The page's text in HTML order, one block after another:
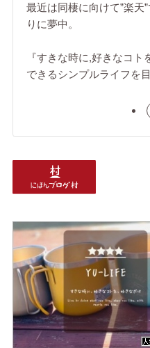
最近は同棲に向けて”楽天
りに夢中。
『すきな時に,好きなコト
できるシンプルライフを